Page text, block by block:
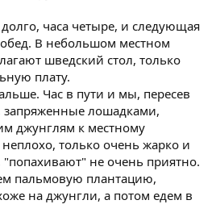
часа четыре, и следующая
В небольшом местном
шведский стол, только
плату.
Час в пути и мы, пересев
лошадками,
джунглям к местному
только очень жарко и
не очень приятно.
пальмовую плантацию,
на джунгли, а потом едем в